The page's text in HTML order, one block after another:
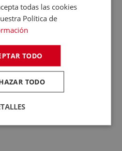
todas las cookies
Política de
TODO
TODO